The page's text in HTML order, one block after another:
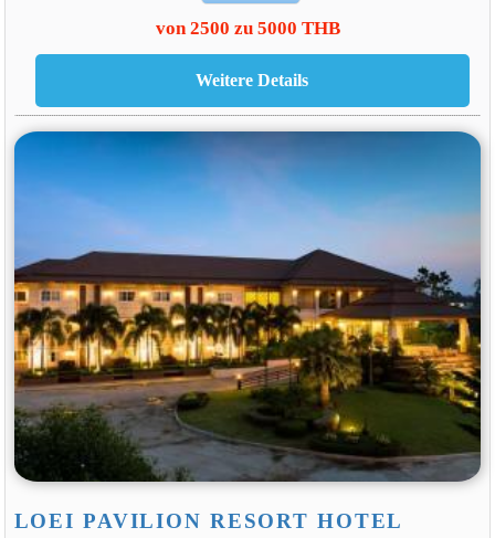
von 2500 zu 5000 THB
LOEI PAVILION RESORT HOTEL